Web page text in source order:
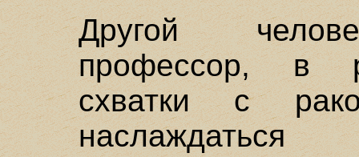
Другой
профессор, в
схватки с